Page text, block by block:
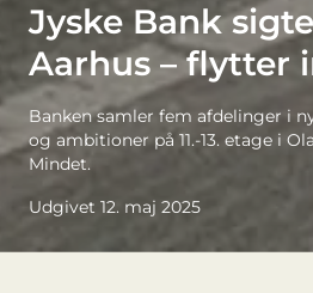
Jyske Bank
Aarhus – flytter
Banken samler fem afdelinger i
og ambitioner på 11.-13. etage i
Mindet.
Udgivet 12. maj 2025